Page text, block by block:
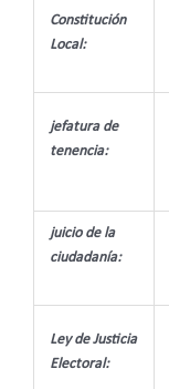
Constitución
Local:
jefatura de
tenencia:
juicio de la
ciudadanía:
Ley de Justicia
Electoral: